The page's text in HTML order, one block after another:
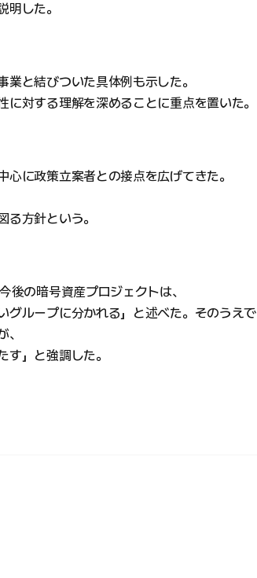
明した。
と結びついた具体例も示した。
対する理解を深めることに重点を置いた。
に政策立案者との接点を広げてきた。
方針という。
後の暗号資産プロジェクトは、
グループに分かれる」と述べた。そのうえで
」と強調した。